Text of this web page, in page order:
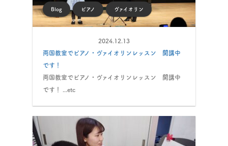
Blog ピアノ ヴァイオリン
2024.12.13
両国教室でピアノ・ヴァイオリンレッスン 開講中
です！
両国教室でピアノ・ヴァイオリンレッスン 開講中
です！ ...etc